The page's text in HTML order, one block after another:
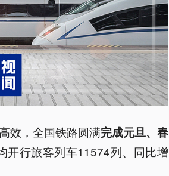
效，全国铁路圆满完成元旦、春
开行旅客列车11574列、同比增